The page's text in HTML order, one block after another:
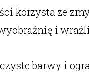
korzysta ze
i
barwy i